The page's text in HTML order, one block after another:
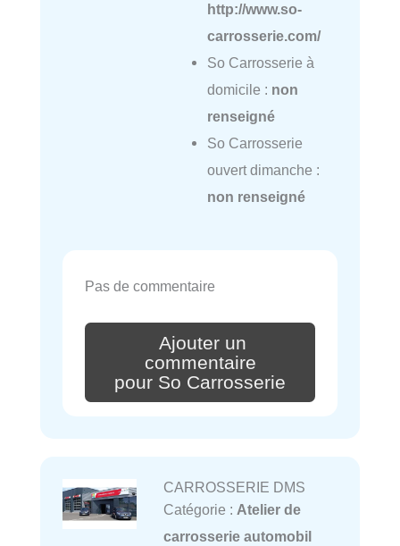
http://www.so-
carrosserie.com/
So Carrosserie à
domicile : non
renseigné
So Carrosserie
ouvert dimanche :
non renseigné
Pas de commentaire
Ajouter un
commentaire
pour So Carrosserie
CARROSSERIE DMS
Catégorie : Atelier de
carrosserie automobil